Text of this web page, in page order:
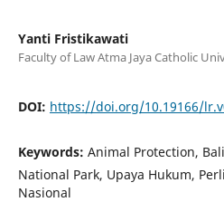
Yanti Fristikawati
Faculty of Law Atma Jaya Catholic
DOI: https://doi.org/10.19166/
Keywords: Animal Protection,
National Park, Upaya Hukum,
Nasional